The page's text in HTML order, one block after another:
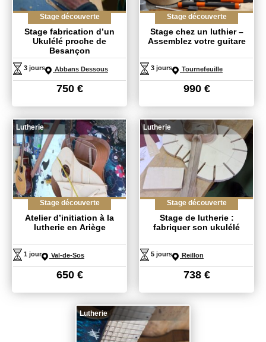
Stage découverte
Stage fabrication d’un
Ukulélé proche de
Besançon
3 jours Abbans Dessous
750 €
Stage découverte
Stage chez un luthier –
Assemblez votre guitare
3 jours Tournefeuille
990 €
Lutherie
Stage découverte
Atelier d’initiation à la
lutherie en Ariège
1 jour Val-de-Sos
650 €
Lutherie
Stage découverte
Stage de lutherie :
fabriquer son ukulélé
5 jours Reillon
738 €
Lutherie